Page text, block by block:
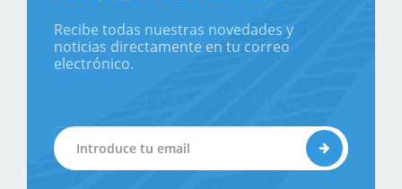
Recibe todas nuestras novedades y
noticias directamente en tu correo
electrónico.